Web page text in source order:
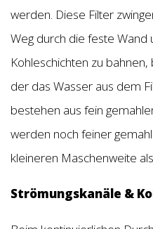
werden. Diese Filter
Weg durch die feste Wand
Kohleschichten zu
der das Wasser aus dem
bestehen aus fein
werden noch feiner
kleineren Maschenweite
Strömungskanäle &